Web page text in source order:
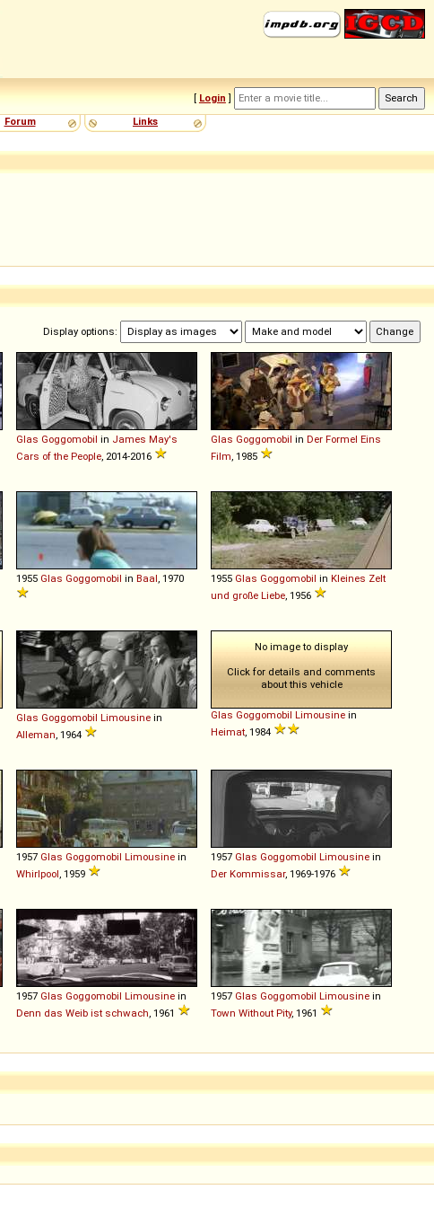
[ Login ]
Forum Links
Display options:
Glas Goggomobil in James May's
Cars of the People , 2014-2016
Glas Goggomobil in Der Formel Eins
Film , 1985
1955 Glas Goggomobil in Baal , 1970 1955 Glas Goggomobil in Kleines Zelt
und große Liebe , 1956
Glas Goggomobil Limousine in
Alleman , 1964
No image to display
Click for details and comments
about this vehicle
Glas Goggomobil Limousine in
Heimat , 1984
1957 Glas Goggomobil Limousine in
Whirlpool , 1959
1957 Glas Goggomobil Limousine in
Der Kommissar, 1969-1976
1957 Glas Goggomobil Limousine in
Denn das Weib ist schwach , 1961
1957 Glas Goggomobil Limousine in
Town Without Pity, 1961